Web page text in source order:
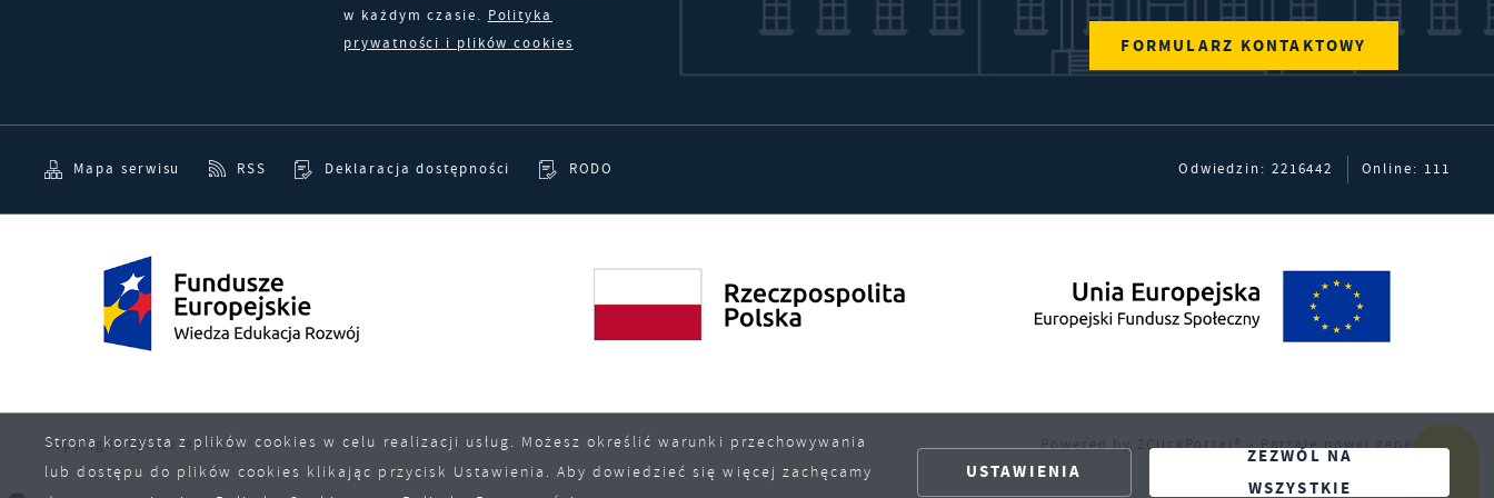
w każdym czasie. Polityka
prywatności i plików cookies
FORMULARZ KONTAKTOWY
Mapa serwisu RSS Deklaracja dostępności RODO Odwiedzin: 2216442 Online: 111
Copyright by kozienice.pl Powered by 2ClickPortal®- Portale nowej generacji
Strona korzysta z plików cookies w celu realizacji usług. Możesz określić warunki przechowywania
lub dostępu do plików cookies klikając przycisk Ustawienia. Aby dowiedzieć się więcej zachęcamy
USTAWIENIA
ZEZWÓL NA
WSZYSTKIE
wykorzystywania witryny internetowej, miejsca oraz częstotliwości, z
jaką odwiedzane są nasze serwisy www. Dane pozwalają nam na ocenę
informacje i aktualności na stronach naszych partnerów.
Promocyjne pliki cookies służą do prezentowania Ci naszych
komunikatów na podstawie analizy Twoich upodobań oraz Twoich
działają w charakterze pośredników prezentujących nasze treści w
postaci wiadomości, ofert, komunikatów mediów społecznościowych.
Więcej